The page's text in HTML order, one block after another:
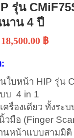
รุ่น
าน 4 ปี
18,500.00 ฿
นใบหน้า HIP รุ่น
บ 4 in 1
ครื่องเดียว ทั้งร
วมือ (Finger
นหน้าแบบสามมิติ